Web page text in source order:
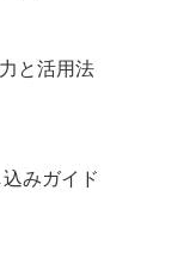
と活用法
みガイド